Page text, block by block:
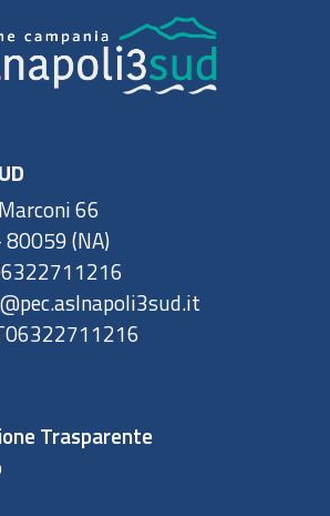
66
80059 (NA)
Trasparente